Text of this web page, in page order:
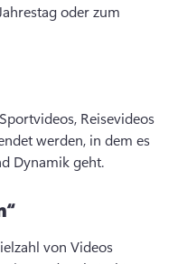
oder zum
Reisevideos
werden, in dem es
Dynamik geht.
von Videos